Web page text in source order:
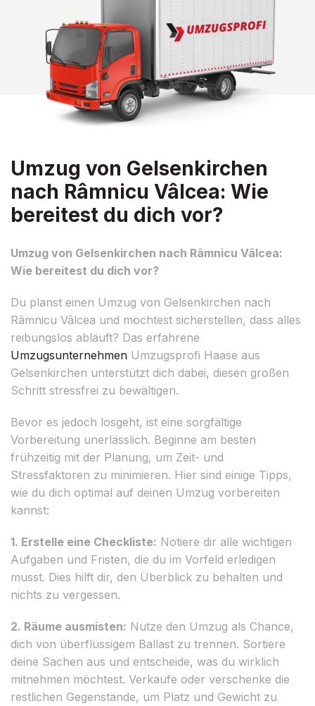
Umzug von Gelsenkirchen
nach Râmnicu Vâlcea: Wie
bereitest du dich vor?
Umzug von Gelsenkirchen nach Râmnicu Vâlcea:
Wie bereitest du dich vor?
Du planst einen Umzug von Gelsenkirchen nach
Râmnicu Vâlcea und möchtest sicherstellen, dass alles
reibungslos abläuft? Das erfahrene
Umzugsunternehmen Umzugsprofi Haase aus
Gelsenkirchen unterstützt dich dabei, diesen großen
Schritt stressfrei zu bewältigen.
Bevor es jedoch losgeht, ist eine sorgfältige
Vorbereitung unerlässlich. Beginne am besten
frühzeitig mit der Planung, um Zeit- und
Stressfaktoren zu minimieren. Hier sind einige Tipps,
wie du dich optimal auf deinen Umzug vorbereiten
kannst:
1. Erstelle eine Checkliste: Notiere dir alle wichtigen
Aufgaben und Fristen, die du im Vorfeld erledigen
musst. Dies hilft dir, den Überblick zu behalten und
nichts zu vergessen.
2. Räume ausmisten: Nutze den Umzug als Chance,
dich von überflüssigem Ballast zu trennen. Sortiere
deine Sachen aus und entscheide, was du wirklich
mitnehmen möchtest. Verkaufe oder verschenke die
restlichen Gegenstände, um Platz und Gewicht zu